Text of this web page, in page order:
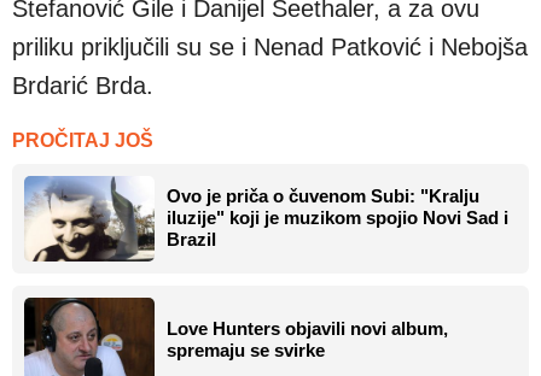
Stefanović Gile i Danijel Seethaler, a za ovu
priliku priključili su se i Nenad Patković i Nebojša
Brdarić Brda.
PROČITAJ JOŠ
Ovo je priča o čuvenom Subi: "Kralju
iluzije" koji je muzikom spojio Novi Sad i
Brazil
Love Hunters objavili novi album,
spremaju se svirke